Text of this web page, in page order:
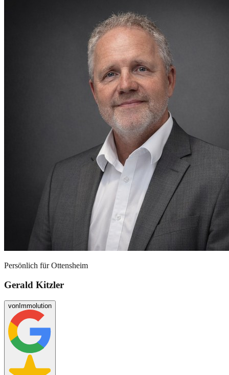
Persönlich fürOttensheim
Gerald Kitzler
von Immolution